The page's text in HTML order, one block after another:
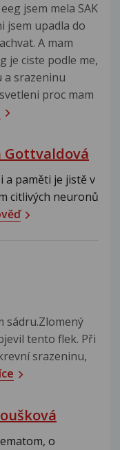
jsem mela SAK
jsem upadla do
A mam
je ciste podle me,
a srazeninu
proc mam
Gottvaldová
a paměti je jistě v
citlivých neuronů
sádru.Zlomený
tento flek. Při
srazeninu,
o